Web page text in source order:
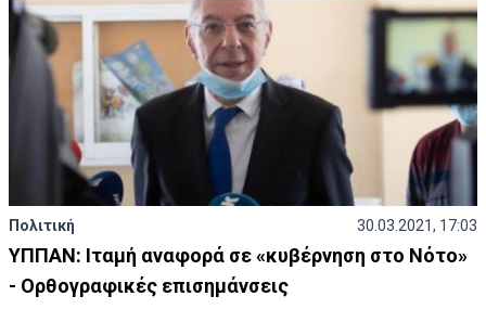
Πολιτική 30.03.2021, 17:03
ΥΠΠΑΝ: Ιταμή αναφορά σε «κυβέρνηση στο Νότο»
- Ορθογραφικές επισημάνσεις